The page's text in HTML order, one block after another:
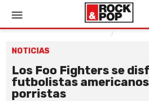
NOTICIAS
Los Foo Fighters se
futbolistas
porristas